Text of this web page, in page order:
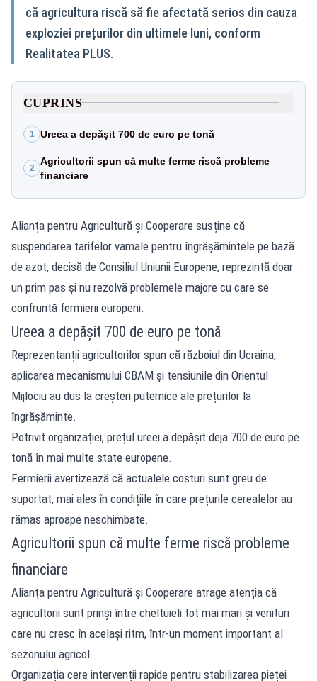
că agricultura riscă să fie afectată serios din cauza
exploziei prețurilor din ultimele luni, conform
Realitatea PLUS.
CUPRINS
1 Ureea a depășit 700 de euro pe tonă
2
Agricultorii spun că multe ferme riscă probleme
financiare
Alianța pentru Agricultură și Cooperare susține că
suspendarea tarifelor vamale pentru îngrășămintele pe bază
de azot, decisă de Consiliul Uniunii Europene, reprezintă doar
un prim pas și nu rezolvă problemele majore cu care se
confruntă fermierii europeni.
Ureea a depășit 700 de euro pe tonă
Reprezentanții agricultorilor spun că războiul din Ucraina,
aplicarea mecanismului CBAM și tensiunile din Orientul
Mijlociu au dus la creșteri puternice ale prețurilor la
îngrășăminte.
Potrivit organizației, prețul ureei a depășit deja 700 de euro pe
tonă în mai multe state europene.
Fermierii avertizează că actualele costuri sunt greu de
suportat, mai ales în condițiile în care prețurile cerealelor au
rămas aproape neschimbate.
Agricultorii spun că multe ferme riscă probleme
financiare
Alianța pentru Agricultură și Cooperare atrage atenția că
agricultorii sunt prinși între cheltuieli tot mai mari și venituri
care nu cresc în același ritm, într-un moment important al
sezonului agricol.
Organizația cere intervenții rapide pentru stabilizarea pieței